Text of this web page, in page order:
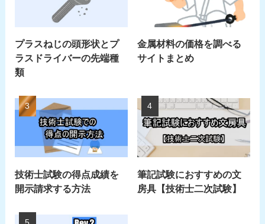
プラスねじの頭形状とプ
ラスドライバーの先端種
類
金属材料の価格を調べる
サイトまとめ
技術士試験の得点成績を
開示請求する方法
筆記試験におすすめの文
房具【技術士二次試験】